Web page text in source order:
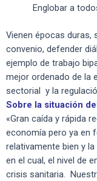
Englobar a
Vienen épocas
convenio, defender
ejemplo de trabajo
mejor ordenado de la
sectorial y la
Sobre la situación
«Gran caída y rápida
economía pero ya en
relativamente bien y
en el cual, el nivel de
crisis sanitaria.